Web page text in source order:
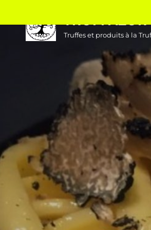
content
Truffes et produits à la